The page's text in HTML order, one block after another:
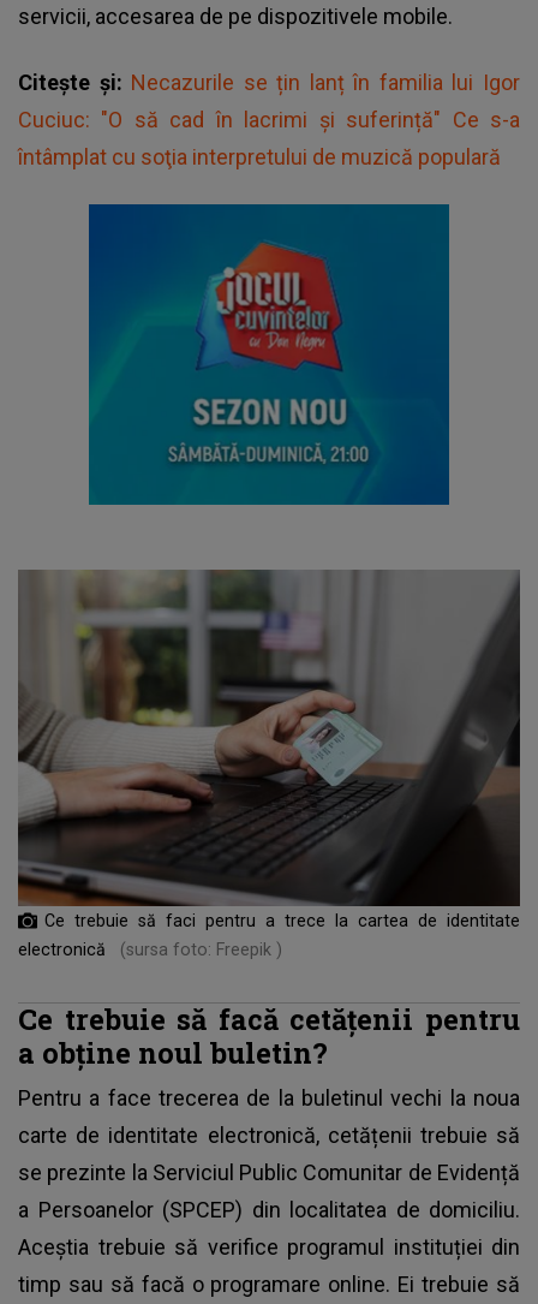
servicii, accesarea de pe dispozitivele mobile.
Citește și: Necazurile se țin lanț în familia lui Igor
Cuciuc: "O să cad în lacrimi şi suferință" Ce s-a
întâmplat cu soţia interpretului de muzică populară
Ce trebuie să faci pentru a trece la cartea de identitate
electronică
(sursa foto: Freepik )
Ce trebuie să facă cetățenii pentru
a obține noul buletin?
Pentru a face trecerea de la buletinul vechi la noua
carte de identitate electronică, cetățenii trebuie să
se prezinte la Serviciul Public Comunitar de Evidență
a Persoanelor (SPCEP) din localitatea de domiciliu.
Aceștia trebuie să verifice programul instituției din
timp sau să facă o programare online. Ei trebuie să